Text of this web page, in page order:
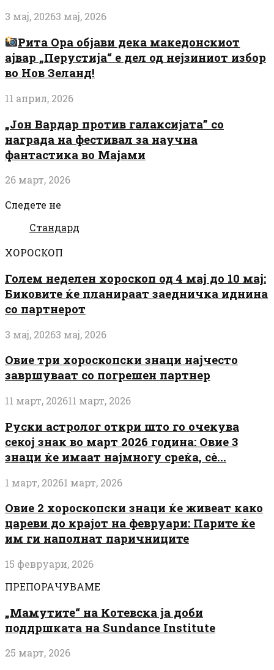
3 мај, 20263 мај, 2026
Рита Ора објави дека македонскиот
ајвар „Перустија“ е дел од нејзиниот избор
во Нов Зеланд!
11 април, 2026
„Јон Вардар против галаксијата” со
награда на фестивал за научна
фантастика во Мајами
26 март, 2026
Следете не
Стандард
ХОРОСКОП
Голем неделен хороскоп од 4 мај до 10 мај:
Биковите ќе планираат заедничка иднина
со партнерот
3 мај, 20263 мај, 2026
Овие три хороскопски знаци најчесто
завршуваат со погрешен партнер
11 март, 202611 март, 2026
Руски астролог откри што го очекува
секој знак во март 2026 година: Овие 3
знаци ќе имаат најмногу среќа, сè...
1 март, 20261 март, 2026
Овие 2 хороскопски знаци ќе живеат како
цареви до крајот на февруари: Парите ќе
им ги наполнат паричниците
15 февруари, 2026
ПРЕПОРАЧУВАМЕ
„Мамутите“ на Котевска ја доби
поддршката на Sundance Institute
25 март, 2026